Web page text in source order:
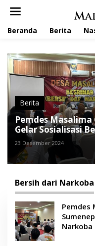
Beranda Berita
Berita
Pemdes
Gelar Sosialisasi
23 Desember 2024
Bersih dari Narkoba
Pemdes
Narkoba